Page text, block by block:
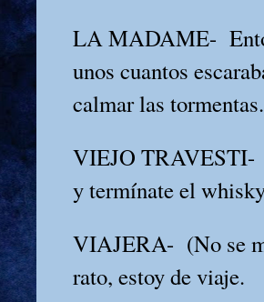
LA MADAME-
unos cuantos
calmar las tormentas.
VIEJO TRAVESTI-
y termínate el
VIAJERA- (No se
rato, estoy de viaje.